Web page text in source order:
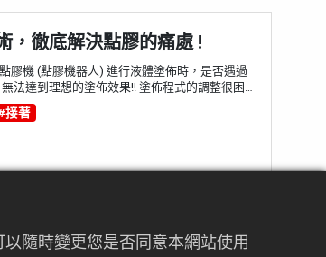
，徹底解決點膠的痛處 !
膠機 (點膠機器人) 進行液體塗佈時，是否遇過
法達到理想的塗佈效果!! 塗佈程式的調整很困
Musashi公司專利的SynchroSpeed ® 功能 (以
能），能夠自動解決在線條塗佈過程中，因描畫
提升生產效率。 什麼是 Sync...
接著
形土?
隨時變更您是否同意本網站使用